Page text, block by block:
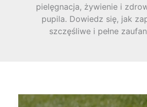
pielęgnacja, żywienie i
pupila. Dowiedz się, jak
szczęśliwe i pełne